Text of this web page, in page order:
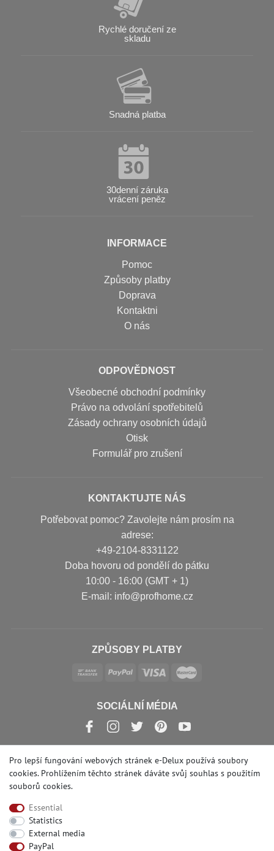
Rychlé doručení ze
skladu
Snadná platba
30denní záruka
vrácení peněz
INFORMACE
Pomoc
Způsoby platby
Doprava
Kontaktni
O nás
ODPOVĚDNOST
Všeobecné obchodní podmínky
Právo na odvolání spotřebitelů
Zásady ochrany osobních údajů
Otisk
Formulář pro zrušení
KONTAKTUJTE NÁS
Potřebovat pomoc? Zavolejte nám prosím na
adrese:
+49-2104-8331122
Doba hovoru od pondělí do pátku
10:00 - 16:00 (GMT + 1)
Е-mail: info@profhome.cz
ZPŮSOBY PLATBY
SOCIÁLNÍ MÉDIA
© Copyright 2026 | e-Delux GmbH
Pro lepší fungování webových stránek e-Delux používá soubory
cookies. Prohlížením těchto stránek dáváte svůj souhlas s použitím
souborů cookies.
Essential
Statistics
External media
PayPal